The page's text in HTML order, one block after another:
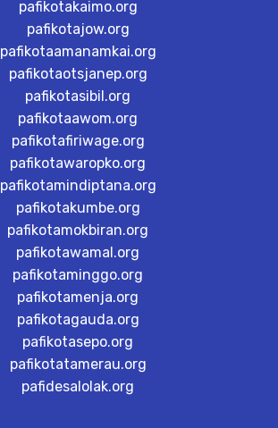
pafikotakaimo.org
pafikotajow.org
pafikotaamanamkai.org
pafikotaotsjanep.org
pafikotasibil.org
pafikotaawom.org
pafikotafiriwage.org
pafikotawaropko.org
pafikotamindiptana.org
pafikotakumbe.org
pafikotamokbiran.org
pafikotawamal.org
pafikotaminggo.org
pafikotamenja.org
pafikotagauda.org
pafikotasepo.org
pafikotatamerau.org
pafidesalolak.org